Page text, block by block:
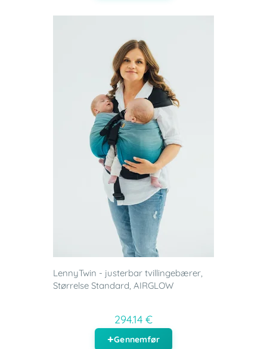
LennyTwin - justerbar tvillingebærer,
Størrelse Standard, AIRGLOW
294.14 €
Gennemfør